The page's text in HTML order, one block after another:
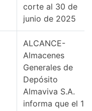
corte al 30 de
junio de 2025
ALCANCE-
Almacenes
Generales de
Depósito
Almaviva S.A.
informa que el 14